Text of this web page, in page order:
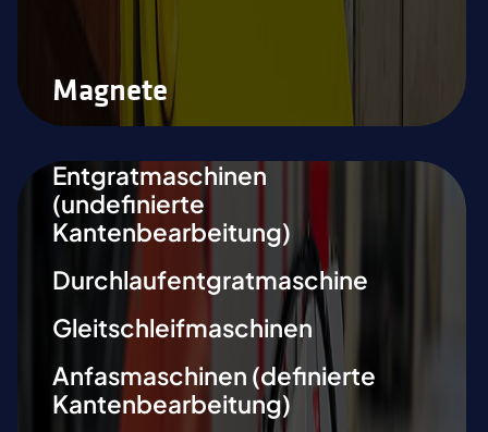
Magnete
Entgratmaschinen
(undefinierte
Kantenbearbeitung)
Durchlaufentgratmaschine
Gleitschleifmaschinen
Anfasmaschinen (definierte
Kantenbearbeitung)